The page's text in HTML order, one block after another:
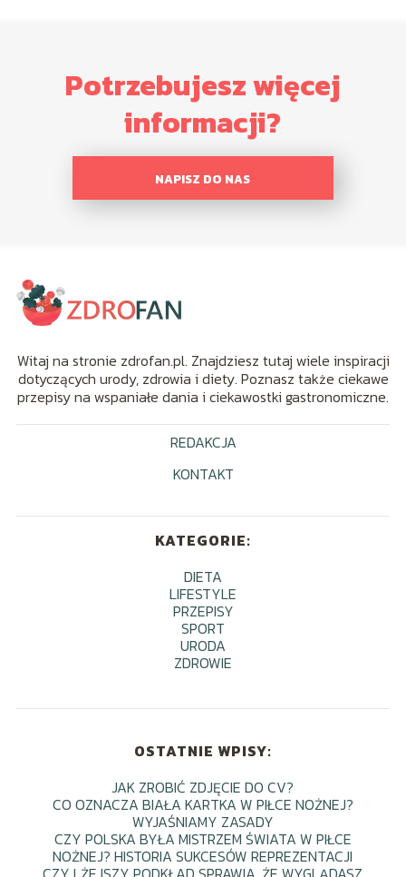
Potrzebujesz więcej
informacji?
NAPISZ DO NAS
Witaj na stronie zdrofan.pl. Znajdziesz tutaj wiele inspiracji
dotyczących urody, zdrowia i diety. Poznasz także ciekawe
przepisy na wspaniałe dania i ciekawostki gastronomiczne.
REDAKCJA
KONTAKT
KATEGORIE:
DIETA
LIFESTYLE
PRZEPISY
SPORT
URODA
ZDROWIE
OSTATNIE WPISY:
JAK ZROBIĆ ZDJĘCIE DO CV?
CO OZNACZA BIAŁA KARTKA W PIŁCE NOŻNEJ?
WYJAŚNIAMY ZASADY
CZY POLSKA BYŁA MISTRZEM ŚWIATA W PIŁCE
NOŻNEJ? HISTORIA SUKCESÓW REPREZENTACJI